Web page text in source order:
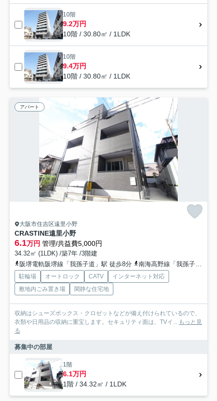
10階
9.2万円
10階 / 30.80㎡ / 1LDK
10階
9.4万円
10階 / 30.80㎡ / 1LDK
アパート
大阪市住吉区遠里小野
CRASTINE遠里小野
6.1万円 管理/共益費5,000円
34.32㎡ (1LDK) /築7年 /3階建
阪堺電軌阪堺線「我孫子道」駅 徒歩8分
南海高野線「我孫子前」駅 徒歩10分
駐輪場 オートロック CATV
インターネット対応
敷地内ごみ置き場
閑静な住宅地
収納はシューズボックス・クロゼットなどが備え付けられているので、
衣類や日用品の収納に重宝します。セキュリティ面は、TVイ... もっと見
る
募集中の部屋
1階
6.1万円
1階 / 34.32㎡ / 1LDK